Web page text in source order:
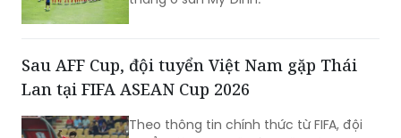
thắng ở sân Mỹ Đình.
Sau AFF Cup, đội tuyển Việt Nam gặp Thái